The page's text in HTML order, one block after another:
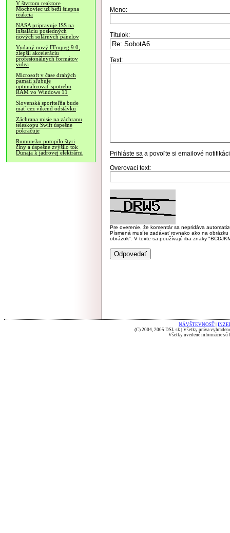
V štvrtom reaktore
Mochoviec už beží štiepna
reakcia
NASA pripravuje ISS na
inštaláciu posledných
nových solárnych panelov
Vydaný nový FFmpeg 9.0,
zlepšil akceleráciu
profesionálnych formátov
videa
Microsoft v čase drahých
pamätí sľubuje
optimalizovať spotrebu
RAM vo Windows 11
Slovenská sporiteľňa bude
mať cez víkend odstávku
Záchrana misie na záchranu
teleskopu Swift úspešne
pokračuje
Rumunsko potopilo štyri
člny a úspešne zvýšilo tok
Dunaja k jadrovej elektrárni
Meno:
Titulok:
Text:
Prihláste sa a povoľte si emailové
Overovací text:
Pre overenie, že komentár sa nepridáva
Písmená musíte zadávať rovnako ako na
obrázok". V texte sa používajú iba znaky
NÁVŠTEVNOSŤ
(C) 2004, 2005 DSL.sk | Všetky práva
Všetky uvedené informácie sú